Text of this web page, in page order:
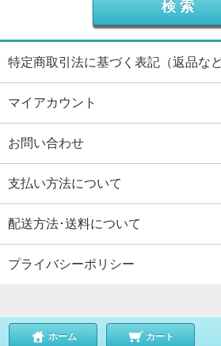
特定商取引法に基づく表記（返品など
マイアカウント
お問い合わせ
支払い方法について
配送方法･送料について
プライバシーポリシー
ホーム カート